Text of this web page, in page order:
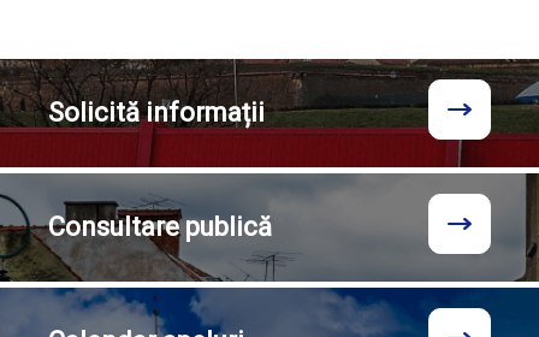
Solicităinformații
Consultarepublică